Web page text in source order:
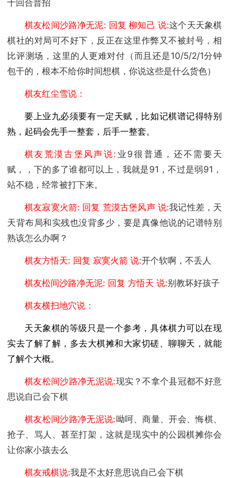
十回合普招
棋友松间沙路净无泥: 回复 柳知己 说:这个天天象棋
棋社的对局可不好下，反正在这里作弊又不被封号，相
比评测场，这里的人更难对付（而且还是10/5/2/1分钟
包干的，根本不给你时间想棋，你说这些是什么货色）
棋友红尘雪说：
要上业九必须要有一定天赋，比如记棋谱记得特别
熟，起码会先手一整套，后手一整套。
棋友荒漠古堡风声说: 业9很普通，还不需要天
赋，，下的多了谁都可以上，我就是91，不过是弱91，
站不稳，经常被打下来。
棋友寂寞火箭: 回复 荒漠古堡风声 说:我记性差，天
天背布局和实残也没背多少，要是真像他说的记谱特别
熟该怎么办啊？
棋友方悟天: 回复 寂寞火箭 说:开个软啊，不丢人
棋友松间沙路净无泥: 回复 方悟天 说:别教坏好孩子
棋友横扫地穴说：
天天象棋的等级只是一个参考，具体棋力可以在现
实去了解了解，多去大棋摊和大家切磋、聊聊天，就能
了解个大概。
棋友松间沙路净无泥说:现实？不拿个县冠都不好意
思说自己会下棋
棋友松间沙路净无泥说:呦呵、商量、开会、悔棋、
抢子、骂人、甚至打架，这就是现实中的公园棋摊你会
让你家小孩去么
棋友戒棋说:我是不太好意思说自己会下棋